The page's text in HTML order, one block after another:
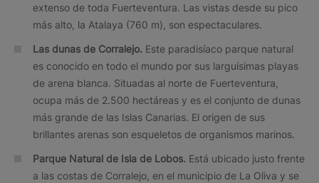
extenso de toda Fuerteventura. Las vistas desde su pico
más alto, la Atalaya (760 m), son espectaculares.
Las dunas de Corralejo. Este paradisíaco parque natural
es conocido en todo el mundo por sus larguísimas playas
de arena blanca. Situadas al norte de Fuerteventura,
ocupa más de 2.500 hectáreas y es el conjunto de dunas
más grande de las Islas Canarias. El origen de sus
brillantes arenas son esqueletos de organismos marinos.
Parque Natural de Isla de Lobos. Está ubicado justo frente
a las costas de Corralejo, en el municipio de La Oliva y se